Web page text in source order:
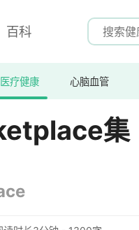
百科
疗健康 心脑血管
集